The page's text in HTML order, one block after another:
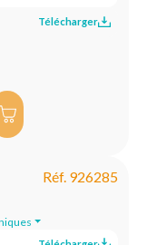
Télécharger
Réf. 926285